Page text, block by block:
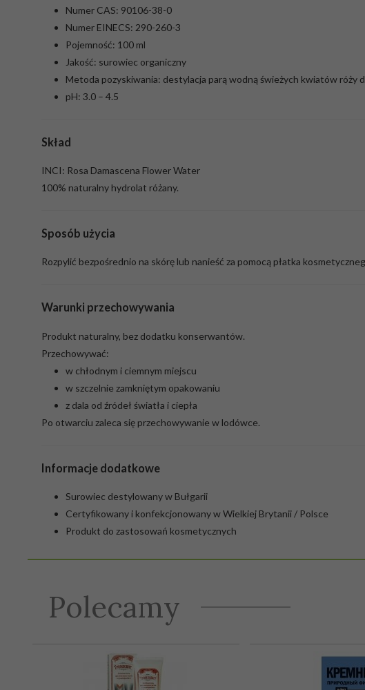
Numer CAS: 90106-38-0
Numer EINECS: 290-260-3
Pojemność: 100 ml
Jakość: surowiec organiczny
Metoda pozyskiwania: destylacja parą wodną świeżych kwiatów róży
pH: 3.0 – 4.5
Skład
INCI: Rosa Damascena Flower Water
100% naturalny hydrolat różany.
Sposób użycia
Rozpylić bezpośrednio na skórę lub nanieść za pomocą płatka
Warunki przechowywania
Produkt naturalny, bez dodatku konserwantów.
Przechowywać:
w chłodnym i ciemnym miejscu
w szczelnie zamkniętym opakowaniu
z dala od źródeł światła i ciepła
Po otwarciu zaleca się przechowywanie w lodówce.
Informacje dodatkowe
Surowiec destylowany w Bułgarii
Certyfikowany i konfekcjonowany w Wielkiej Brytanii / Polsce
Produkt do zastosowań kosmetycznych
Polecamy